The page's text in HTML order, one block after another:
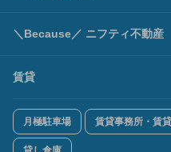
＼Because／ ニフティ不動産
賃貸
月極駐車場 賃貸事務所・賃